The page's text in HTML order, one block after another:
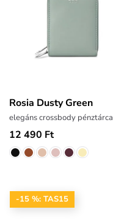
Rosia Dusty Green
elegáns crossbody pénztárca
12 490 Ft
-15 %: TAS15